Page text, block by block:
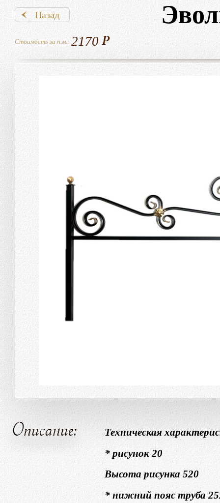
Назад
Стоимость за п.м.: 2170
Описание:
Техническая
* рисунок 20
Высота рисунка 520
* нижний пояс труба